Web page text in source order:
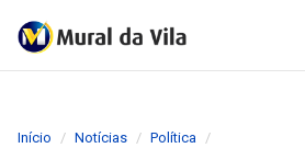
Início Notícias
Política